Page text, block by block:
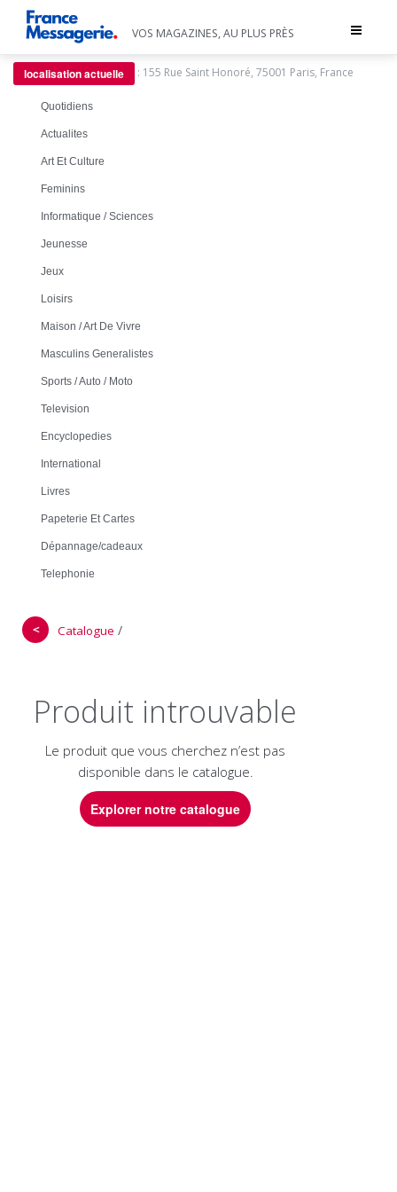
Toggle
VOS MAGAZINES, AU PLUS PRÈS
localisation actuelle : 155 Rue Saint Honoré, 75001 Paris, France
Quotidiens
Actualites
Art Et Culture
Feminins
Informatique / Sciences
Jeunesse
Jeux
Loisirs
Maison / Art De Vivre
Masculins Generalistes
Sports / Auto / Moto
Television
Encyclopedies
International
Livres
Papeterie Et Cartes
Dépannage/cadeaux
Telephonie
＜ Catalogue /
Produit introuvable
Le produit que vous cherchez n’est pas
disponible dans le catalogue.
Explorer notre catalogue